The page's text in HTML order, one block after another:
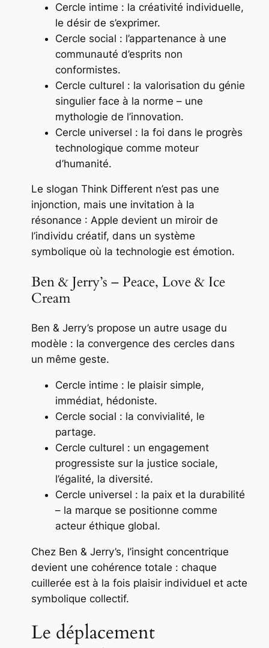
Cercle intime : la créativité individuelle,
le désir de s’exprimer.
Cercle social : l’appartenance à une
communauté d’esprits non
conformistes.
Cercle culturel : la valorisation du génie
singulier face à la norme – une
mythologie de l’innovation.
Cercle universel : la foi dans le progrès
technologique comme moteur
d’humanité.
Le slogan Think Differentn’est pas une
injonction, mais une invitation à la
résonance : Apple devient un miroir de
l’individu créatif, dans un système
symbolique où la technologie est émotion.
Ben & Jerry’s – Peace, Love & Ice
Cream
Ben & Jerry’s propose un autre usage du
modèle : la convergence des cercles dans
un même geste.
Cercle intime : le plaisir simple,
immédiat, hédoniste.
Cercle social : la convivialité, le
partage.
Cercle culturel : un engagement
progressiste sur la justice sociale,
l’égalité, la diversité.
Cercle universel : la paix et la durabilité
– la marque se positionne comme
acteur éthique global.
Chez Ben & Jerry’s, l’insight concentrique
devient une cohérence totale : chaque
cuillerée est à la fois plaisir individuel et acte
symbolique collectif.
Le déplacement